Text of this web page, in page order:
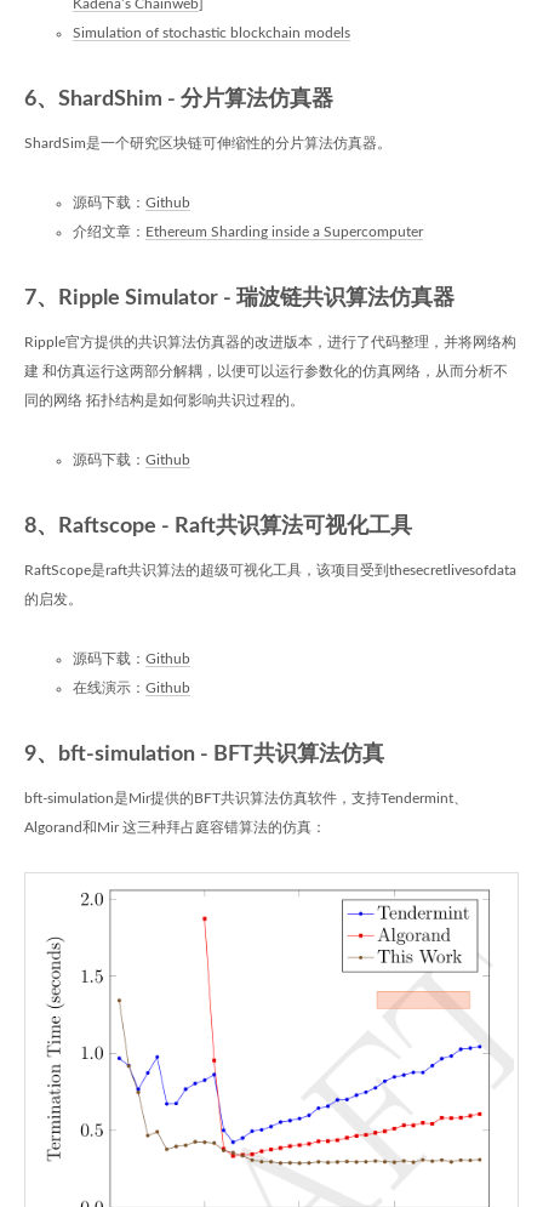
Kadena’s Chainweb
Simulation of stochastic blockchain models
6、ShardShim - 分片算法仿真器
ShardSim是一个研究区块链可伸缩性的分片算法仿真器。
源码下载： Github
介绍文章： Ethereum Sharding inside a Supercomputer
7、Ripple Simulator - 瑞波链共识算法仿真器
Ripple官方提供的共识算法仿真器的改进版本，进行了代码整理，并将网络构
建 和仿真运行这两部分解耦，以便可以运行参数化的仿真网络，从而分析不
同的网络 拓扑结构是如何影响共识过程的。
源码下载： Github
8、Raftscope - Raft共识算法可视化工具
RaftScope是raft共识算法的超级可视化工具，该项目受到thesecretlivesofdata
的启发。
源码下载： Github
在线演示： Github
9、bft-simulation - BFT共识算法仿真
bft-simulation是Mir提供的BFT共识算法仿真软件，支持Tendermint、
Algorand和Mir 这三种拜占庭容错算法的仿真：